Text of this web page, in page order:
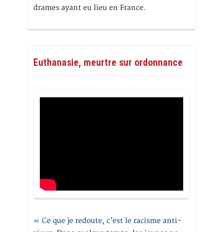
drames ayant eu lieu en France.
Euthanasie, meurtre sur ordonnance
« Ce que je redoute, c’est le racisme anti-